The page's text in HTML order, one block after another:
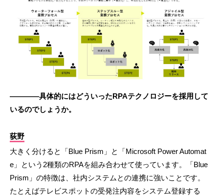
————具体的にはどういったRPAテクノロジーを採用して
いるのでしょうか。
荻野
大きく分けると「Blue Prism」と「Microsoft Power Automat
e」という2種類のRPAを組み合わせて使っています。「Blue
Prism」の特徴は、社内システムとの連携に強いことです。
たとえばテレビスポットの受発注内容をシステム登録する